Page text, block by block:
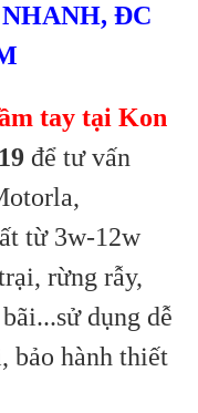
ĐC
tay tại Kon
để tư vấn
từ 3w-12w
rừng rẫy,
dụng dễ
bảo hành thiết